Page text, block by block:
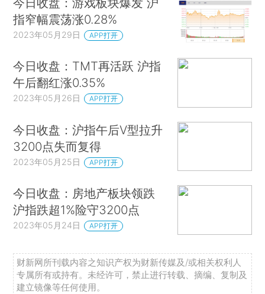
指窄幅震荡涨0.28%
2023年05月29日 APP打开
今日收盘：TMT再活跃 沪指
午后翻红涨0.35%
2023年05月26日 APP打开
今日收盘：沪指午后V型拉升
3200点失而复得
2023年05月25日 APP打开
今日收盘：房地产板块领跌
沪指跌超1%险守3200点
2023年05月24日 APP打开
财新网所刊载内容之知识产权为财新传媒及/或相关权利人
专属所有或持有。未经许可，禁止进行转载、摘编、复制及
建立镜像等任何使用。